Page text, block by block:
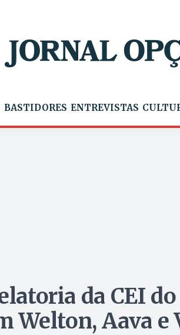
BASTIDORES ENTREVISTAS
da CEI
Welton, Aava e